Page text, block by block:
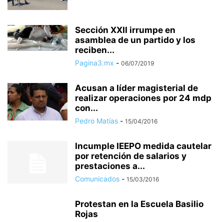
Sección XXII irrumpe en
asamblea de un partido y los
reciben...
Pagina3.mx - 06/07/2019
Acusan a líder magisterial de
realizar operaciones por 24 mdp
con...
Pedro Matías - 15/04/2016
Incumple IEEPO medida cautelar
por retención de salarios y
prestaciones a...
Comunicados - 15/03/2016
Protestan en la Escuela Basilio
Rojas